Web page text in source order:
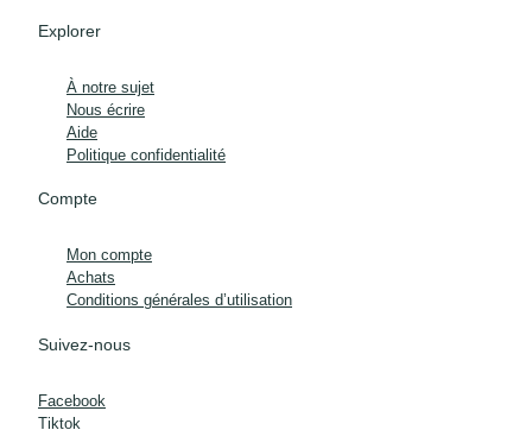
Explorer
À notre sujet
Nous écrire
Aide
Politique confidentialité
Compte
Mon compte
Achats
Conditions générales d’utilisation
Suivez-nous
Facebook
Tiktok